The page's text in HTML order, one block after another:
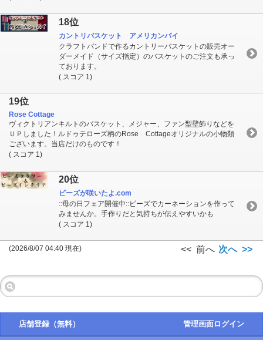
18位
カントリバスケット アメリカンパイ
クラフトバンドで作るカントリーバスケットの販売オー
ダーメイド（サイズ指定）のバスケットのご注文も承っ
ております。
( スコア 1)
19位
Rose Cottage
ヴィクトリアンキルトのバスケット、メジャー、ファン型壁飾りなどを
ＵＰしました！ルドゥテローズ柄のRose Cottageオリジナルの小物類
ございます。当店だけのものです！
( スコア 1)
20位
ビーズが咲いたよ.com
::母の日フェア開催中::ビーズでカーネーションを作って
みませんか。手作りだと気持ちが伝えやすいかも
( スコア 1)
(2026/8/07 04:40 現在) << 前へ 次へ >>
店舗登録（無料） 管理画面ログイン